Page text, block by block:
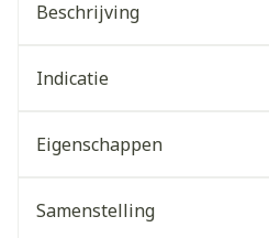
Beschrijving
Indicatie
Eigenschappen
Samenstelling